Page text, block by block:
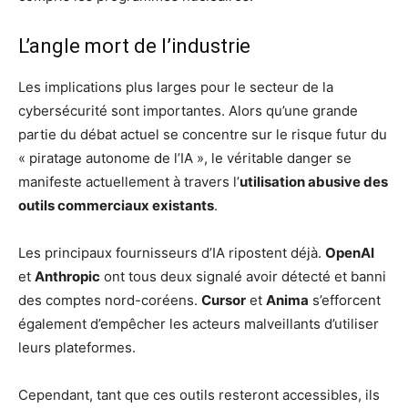
L’angle mort de l’industrie
Les implications plus larges pour le secteur de la
cybersécurité sont importantes. Alors qu’une grande
partie du débat actuel se concentre sur le risque futur du
« piratage autonome de l’IA », le véritable danger se
manifeste actuellement à travers l’utilisation abusive des
outils commerciaux existants.
Les principaux fournisseurs d’IA ripostent déjà. OpenAI
et Anthropic ont tous deux signalé avoir détecté et banni
des comptes nord-coréens. Cursor et Anima s’efforcent
également d’empêcher les acteurs malveillants d’utiliser
leurs plateformes.
Cependant, tant que ces outils resteront accessibles, ils